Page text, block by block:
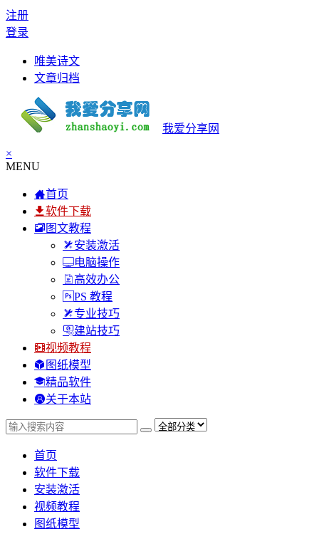
注册
登录
唯美诗文
文章归档
我爱分享网
×
MENU
首页
软件下载
图文教程
安装激活
电脑操作
高效办公
PS 教程
专业技巧
建站技巧
视频教程
图纸模型
精品软件
关于本站
首页
软件下载
安装激活
视频教程
图纸模型